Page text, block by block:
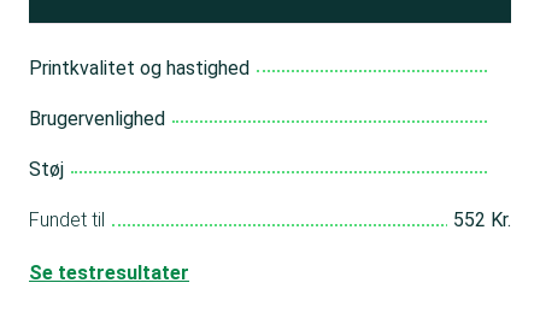
Printkvalitet og hastighed
Brugervenlighed
Støj
Fundet til 552 Kr.
Se testresultater